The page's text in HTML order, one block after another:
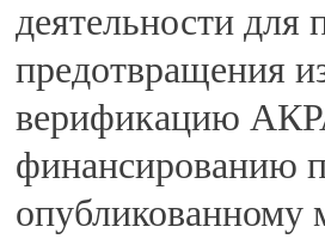
деятельности для
предотвращения
верификацию
финансированию
опубликованному